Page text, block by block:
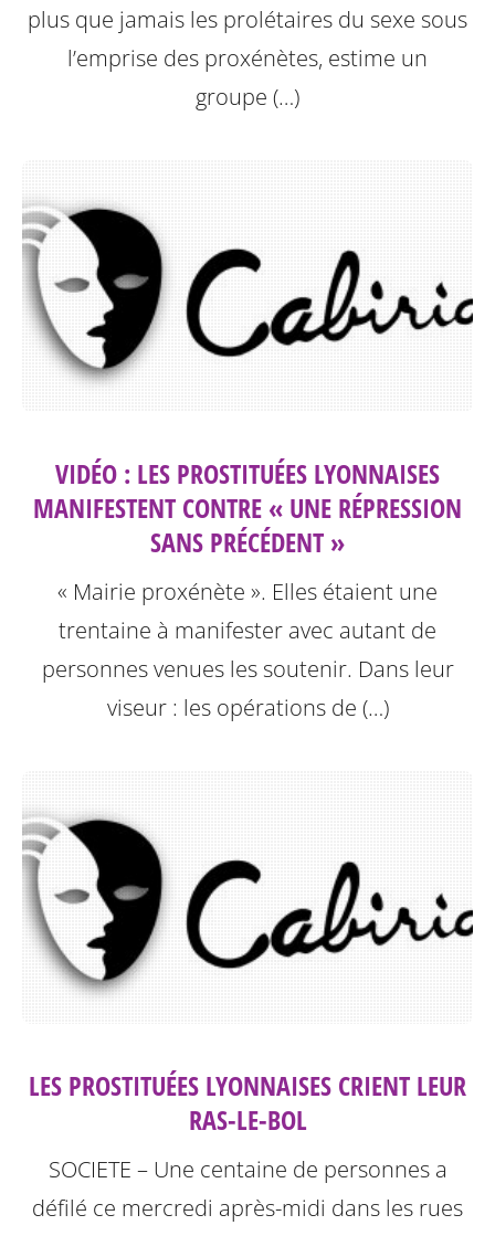
plus que jamais les prolétaires du sexe sous
l’emprise des proxénètes, estime un
groupe (…)
VIDÉO : LES PROSTITUÉES LYONNAISES
MANIFESTENT CONTRE « UNE RÉPRESSION
SANS PRÉCÉDENT »
« Mairie proxénète ». Elles étaient une
trentaine à manifester avec autant de
personnes venues les soutenir. Dans leur
viseur : les opérations de (…)
LES PROSTITUÉES LYONNAISES CRIENT LEUR
RAS-LE-BOL
SOCIETE – Une centaine de personnes a
défilé ce mercredi après-midi dans les rues